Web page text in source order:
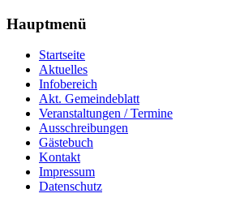
Hauptmenü
Startseite
Aktuelles
Infobereich
Akt. Gemeindeblatt
Veranstaltungen / Termine
Ausschreibungen
Gästebuch
Kontakt
Impressum
Datenschutz